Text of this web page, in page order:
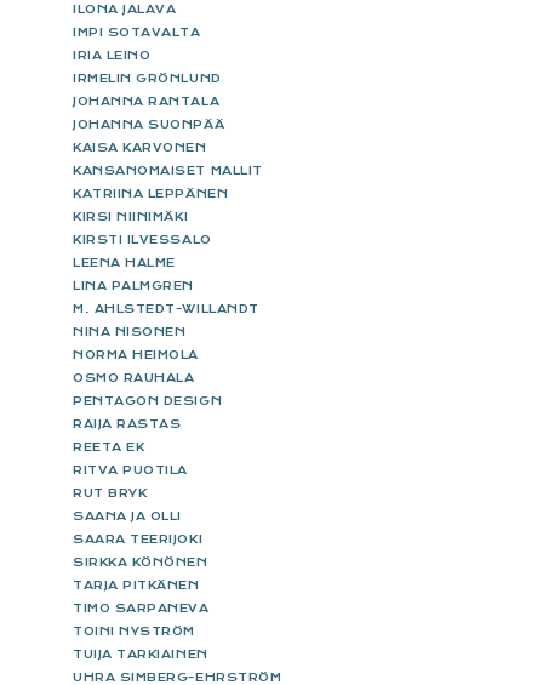
ILONA JALAVA
IMPI SOTAVALTA
IRIA LEINO
IRMELIN GRÖNLUND
JOHANNA RANTALA
JOHANNA SUONPÄÄ
KAISA KARVONEN
KANSANOMAISET MALLIT
KATRIINA LEPPÄNEN
KIRSI NIINIMÄKI
KIRSTI ILVESSALO
LEENA HALME
LINA PALMGREN
M. AHLSTEDT-WILLANDT
NINA NISONEN
NORMA HEIMOLA
OSMO RAUHALA
PENTAGON DESIGN
RAIJA RASTAS
REETA EK
RITVA PUOTILA
RUT BRYK
SAANA JA OLLI
SAARA TEERIJOKI
SIRKKA KÖNÖNEN
TARJA PITKÄNEN
TIMO SARPANEVA
TOINI NYSTRÖM
TUIJA TARKIAINEN
UHRA SIMBERG-EHRSTRÖM